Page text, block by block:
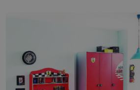
jednoduché. Místa, která si člověk